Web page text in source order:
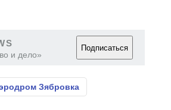
и дело»
Подписаться
Зябровка